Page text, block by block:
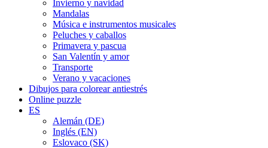
Invierno y navidad
Mandalas
Música e instrumentos musicales
Peluches y caballos
Primavera y pascua
San Valentín y amor
Transporte
Verano y vacaciones
Dibujos para colorear antiestrés
Online puzzle
ES
Alemán (DE)
Inglés (EN)
Eslovaco (SK)